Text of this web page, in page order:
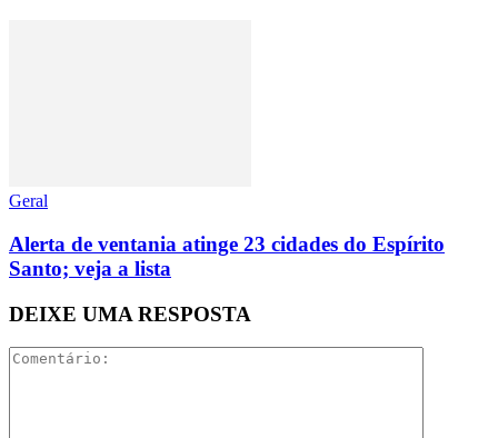
Geral
Alerta de ventania atinge 23 cidades do Espírito
Santo; veja a lista
DEIXE UMA RESPOSTA